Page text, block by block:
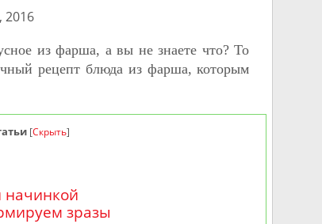
2016
из фарша, а вы не знаете что? То
рецепт блюда из фарша, которым
[Скрыть]
начинкой
зразы